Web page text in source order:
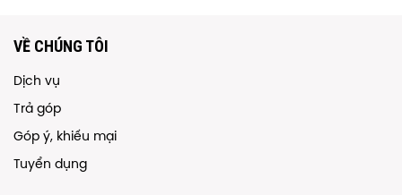
VỀ CHÚNG TÔI
Dịch vụ
Trả góp
Góp ý, khiếu mại
Tuyển dụng